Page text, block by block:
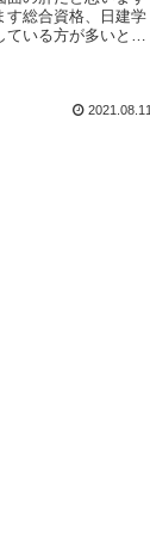
す総合資格、日建学
ている方が多いと思
2021.08.11